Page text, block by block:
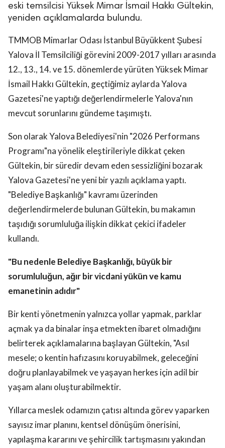
eski temsilcisi Yüksek Mimar İsmail Hakkı Gültekin,
yeniden açıklamalarda bulundu.
TMMOB Mimarlar Odası İstanbul Büyükkent Şubesi
Yalova İl Temsilciliği görevini 2009-2017 yılları arasında
12., 13., 14. ve 15. dönemlerde yürüten Yüksek Mimar
İsmail Hakkı Gültekin, geçtiğimiz aylarda Yalova
Gazetesi'ne yaptığı değerlendirmelerle Yalova'nın
mevcut sorunlarını gündeme taşımıştı.
Son olarak Yalova Belediyesi'nin "2026 Performans
Programı"na yönelik eleştirileriyle dikkat çeken
Gültekin, bir süredir devam eden sessizliğini bozarak
Yalova Gazetesi'ne yeni bir yazılı açıklama yaptı.
"Belediye Başkanlığı" kavramı üzerinden
değerlendirmelerde bulunan Gültekin, bu makamın
taşıdığı sorumluluğa ilişkin dikkat çekici ifadeler
kullandı.
"Bu nedenle Belediye Başkanlığı, büyük bir
sorumluluğun, ağır bir vicdani yükün ve kamu
emanetinin adıdır"
Bir kenti yönetmenin yalnızca yollar yapmak, parklar
açmak ya da binalar inşa etmekten ibaret olmadığını
belirterek açıklamalarına başlayan Gültekin, "Asıl
mesele; o kentin hafızasını koruyabilmek, geleceğini
doğru planlayabilmek ve yaşayan herkes için adil bir
yaşam alanı oluşturabilmektir.
Yıllarca meslek odamızın çatısı altında görev yaparken
sayısız imar planını, kentsel dönüşüm önerisini,
yapılaşma kararını ve şehircilik tartışmasını yakından